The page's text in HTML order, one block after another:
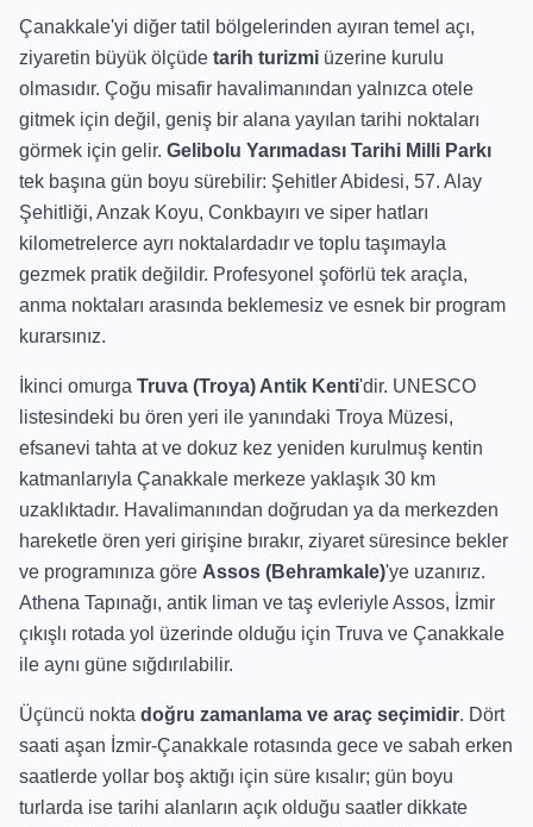
Çanakkale'yi diğer tatil bölgelerinden ayıran temel açı,
ziyaretin büyük ölçüde tarih turizmi üzerine kurulu
olmasıdır. Çoğu misafir havalimanından yalnızca otele
gitmek için değil, geniş bir alana yayılan tarihi noktaları
görmek için gelir. Gelibolu Yarımadası Tarihi Milli Parkı
tek başına gün boyu sürebilir: Şehitler Abidesi, 57. Alay
Şehitliği, Anzak Koyu, Conkbayırı ve siper hatları
kilometrelerce ayrı noktalardadır ve toplu taşımayla
gezmek pratik değildir. Profesyonel şoförlü tek araçla,
anma noktaları arasında beklemesiz ve esnek bir program
kurarsınız.
İkinci omurga Truva (Troya) Antik Kenti'dir. UNESCO
listesindeki bu ören yeri ile yanındaki Troya Müzesi,
efsanevi tahta at ve dokuz kez yeniden kurulmuş kentin
katmanlarıyla Çanakkale merkeze yaklaşık 30 km
uzaklıktadır. Havalimanından doğrudan ya da merkezden
hareketle ören yeri girişine bırakır, ziyaret süresince bekler
ve programınıza göre Assos (Behramkale)'ye uzanırız.
Athena Tapınağı, antik liman ve taş evleriyle Assos, İzmir
çıkışlı rotada yol üzerinde olduğu için Truva ve Çanakkale
ile aynı güne sığdırılabilir.
Üçüncü nokta doğru zamanlama ve araç seçimidir. Dört
saati aşan İzmir-Çanakkale rotasında gece ve sabah erken
saatlerde yollar boş aktığı için süre kısalır; gün boyu
turlarda ise tarihi alanların açık olduğu saatler dikkate